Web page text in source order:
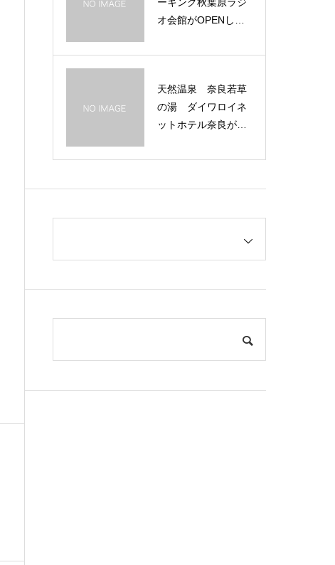
ーキング秋葉原ラジ
オ会館がOPENしま
天然温泉 奈良若草
の湯 ダイワロイネ
ットホテル奈良がOP